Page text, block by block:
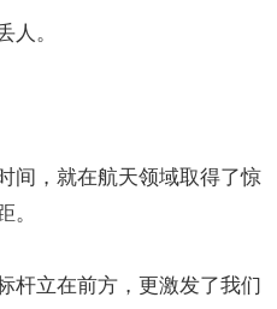
人。
间，就在航天领域取得了惊
。
杆立在前方，更激发了我们